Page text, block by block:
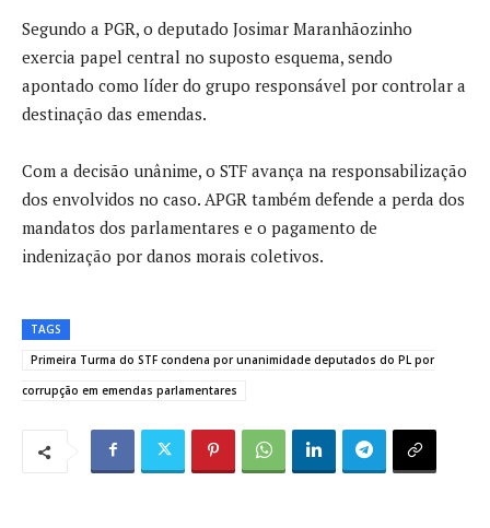
Segundo a PGR, o deputado Josimar Maranhãozinho
exercia papel central no suposto esquema, sendo
apontado como líder do grupo responsável por controlar a
destinação das emendas.
Com a decisão unânime, o STF avança na responsabilização
dos envolvidos no caso. APGR também defende a perda dos
mandatos dos parlamentares e o pagamento de
indenização por danos morais coletivos.
TAGS
Primeira Turma do STF condena por unanimidade deputados do PL por
corrupção em emendas parlamentares